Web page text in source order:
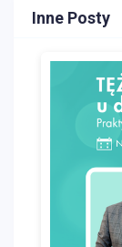
Inne Posty